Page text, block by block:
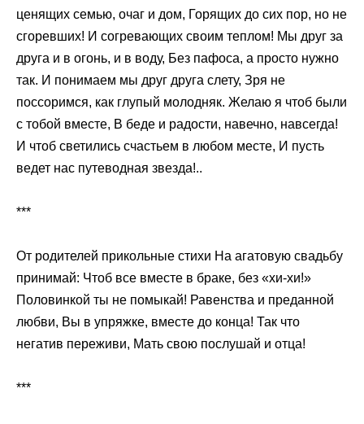
ценящих семью, очаг и дом, Горящих до сих пор, но не
сгоревших! И согревающих своим теплом! Мы друг за
друга и в огонь, и в воду, Без пафоса, а просто нужно
так. И понимаем мы друг друга слету, Зря не
поссоримся, как глупый молодняк. Желаю я чтоб были
с тобой вместе, В беде и радости, навечно, навсегда!
И чтоб светились счастьем в любом месте, И пусть
ведет нас путеводная звезда!..
***
От родителей прикольные стихи На агатовую свадьбу
принимай: Чтоб все вместе в браке, без «хи-хи!»
Половинкой ты не помыкай! Равенства и преданной
любви, Вы в упряжке, вместе до конца! Так что
негатив переживи, Мать свою послушай и отца!
***